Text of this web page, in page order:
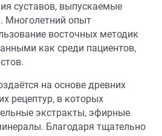
суставов, выпускаемые
Многолетний опыт
восточных методик
как среди пациентов,
на основе древних
рецептур, в которых
экстракты, эфирные
Благодаря тщательно